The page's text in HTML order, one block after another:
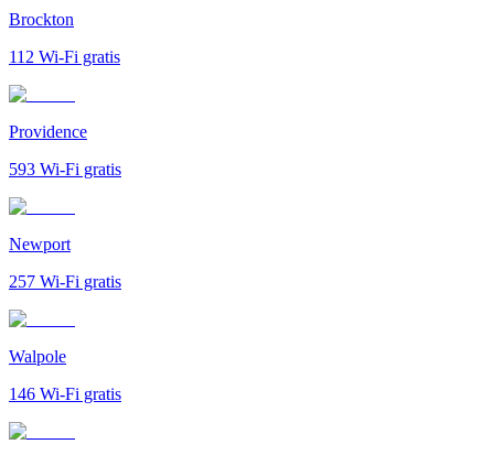
Brockton
112 Wi-Fi gratis
Providence
593 Wi-Fi gratis
Newport
257 Wi-Fi gratis
Walpole
146 Wi-Fi gratis